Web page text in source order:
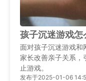
孩子沉迷游戏
面对孩子沉迷游戏和
家长改善亲子关系，
止游戏。
发布于2025-01-06